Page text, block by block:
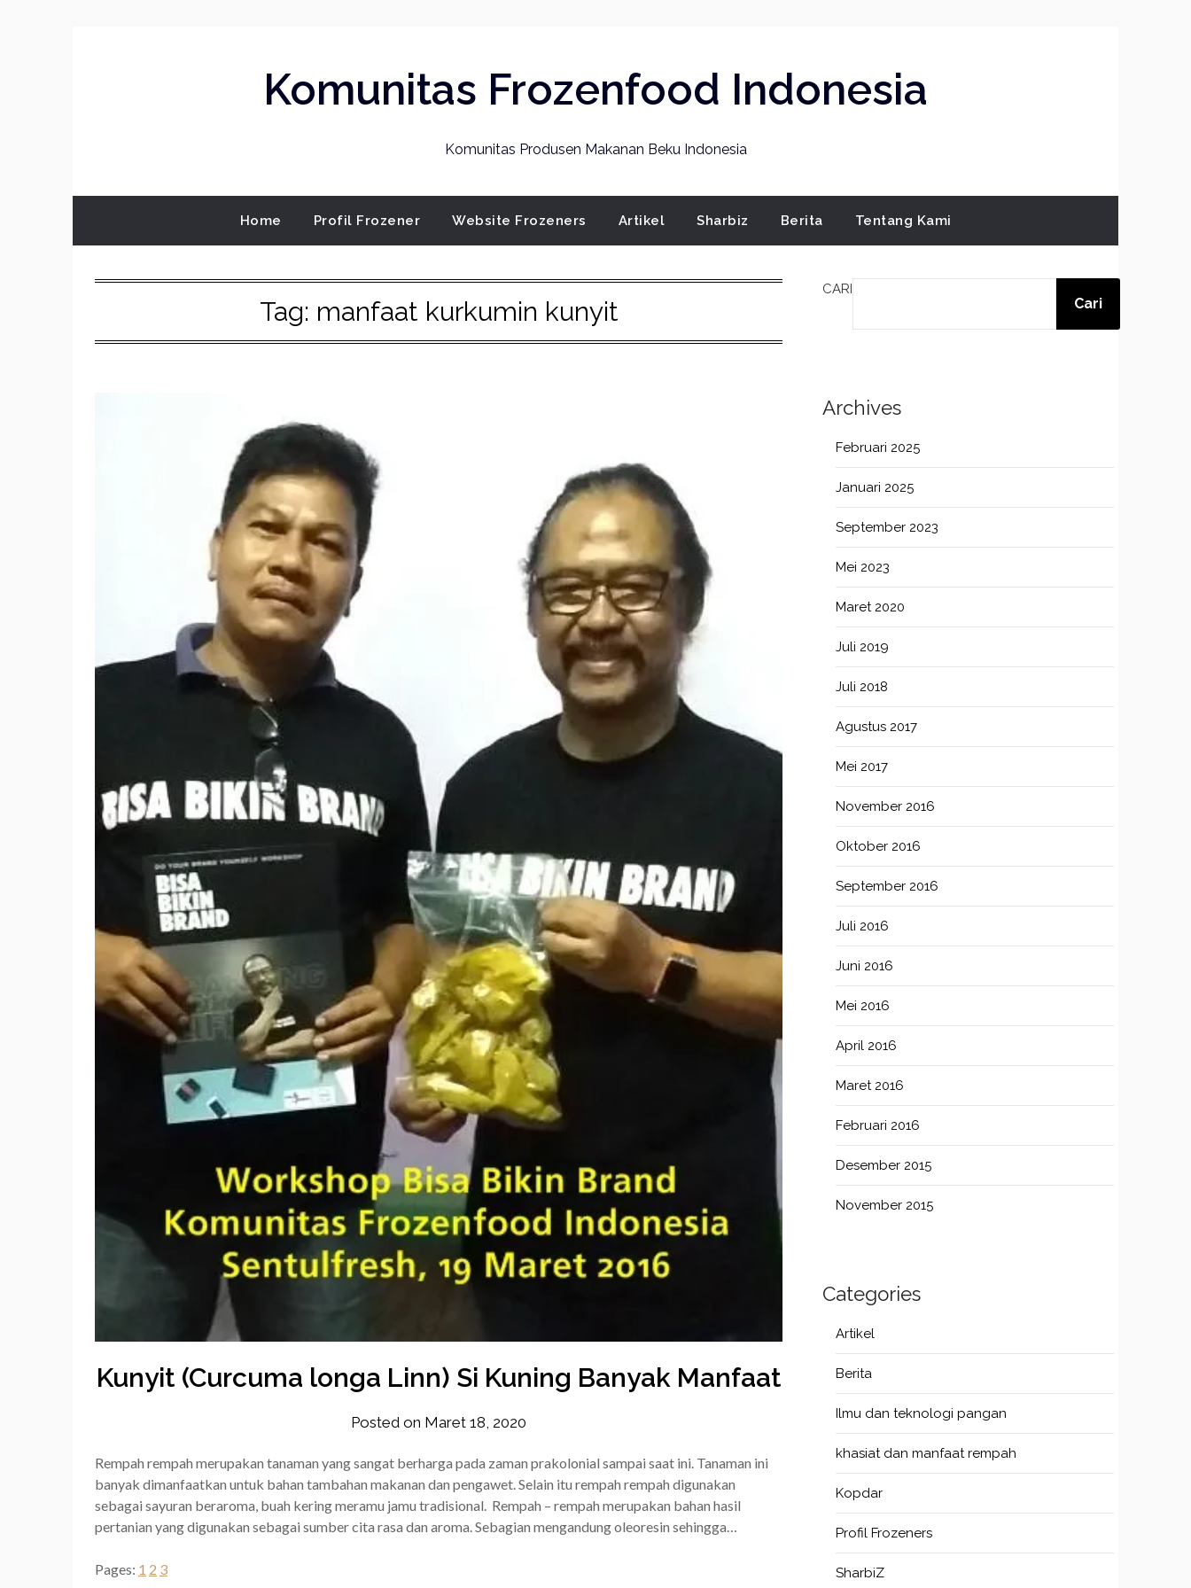
Komunitas Frozenfood Indonesia
Komunitas Produsen Makanan Beku Indonesia
Home Profil Frozener Website Frozeners Artikel Sharbiz Berita Tentang Kami
Tag: manfaat kurkumin kunyit
Kunyit (Curcuma longa Linn) Si Kuning Banyak Manfaat
Posted on Maret 18, 2020
Rempah rempah merupakan tanaman yang sangat berharga pada zaman prakolonial sampai saat ini. Tanaman ini
banyak dimanfaatkan untuk bahan tambahan makanan dan pengawet. Selain itu rempah rempah digunakan
sebagai sayuran beraroma, buah kering meramu jamu tradisional. Rempah – rempah merupakan bahan hasil
pertanian yang digunakan sebagai sumber cita rasa dan aroma. Sebagian mengandung oleoresin sehingga…
Pages: 1 2 3
CARI
Cari
Archives
Februari 2025
Januari 2025
September 2023
Mei 2023
Maret 2020
Juli 2019
Juli 2018
Agustus 2017
Mei 2017
November 2016
Oktober 2016
September 2016
Juli 2016
Juni 2016
Mei 2016
April 2016
Maret 2016
Februari 2016
Desember 2015
November 2015
Categories
Artikel
Berita
Ilmu dan teknologi pangan
khasiat dan manfaat rempah
Kopdar
Profil Frozeners
SharbiZ